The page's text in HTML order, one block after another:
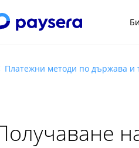
Платежни методи по държава и